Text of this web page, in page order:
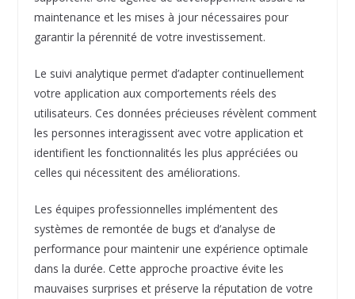
maintenance et les mises à jour nécessaires pour
garantir la pérennité de votre investissement.
Le suivi analytique permet d’adapter continuellement
votre application aux comportements réels des
utilisateurs. Ces données précieuses révèlent comment
les personnes interagissent avec votre application et
identifient les fonctionnalités les plus appréciées ou
celles qui nécessitent des améliorations.
Les équipes professionnelles implémentent des
systèmes de remontée de bugs et d’analyse de
performance pour maintenir une expérience optimale
dans la durée. Cette approche proactive évite les
mauvaises surprises et préserve la réputation de votre